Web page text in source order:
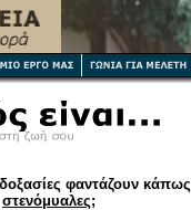
φαντάζουν κάπως
στενόμυαλες;